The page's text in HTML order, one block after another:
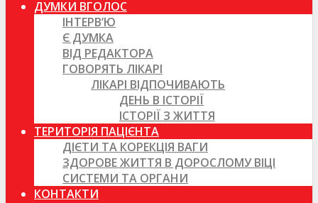
ДУМКИ ВГОЛОС
ІНТЕРВ’Ю
Є ДУМКА
ВІД РЕДАКТОРА
ГОВОРЯТЬ ЛІКАРІ
ЛІКАРІ ВІДПОЧИВАЮТЬ
ДЕНЬ В ІСТОРІЇ
ІСТОРІЇ З ЖИТТЯ
ТЕРИТОРІЯ ПАЦІЄНТА
ДІЄТИ ТА КОРЕКЦІЯ ВАГИ
ЗДОРОВЕ ЖИТТЯ В ДОРОСЛОМУ ВІЦІ
СИСТЕМИ ТА ОРГАНИ
КОНТАКТИ